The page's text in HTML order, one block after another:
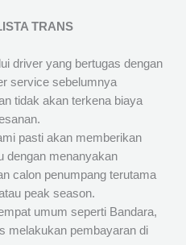
TRANS
driver yang bertugas dengan
service sebelumnya
tidak akan terkena biaya
pasti akan memberikan
dengan menanyakan
calon penumpang terutama
peak season.
umum seperti Bandara,
melakukan pembayaran di